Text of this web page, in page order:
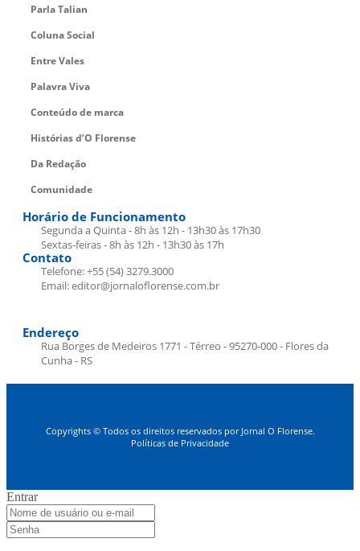
Parla Talian
Coluna Social
Entre Vales
Palavra Viva
Conteúdo de marca
Histórias d’O Florense
Da Redação
Comunidade
Horário de Funcionamento
Segunda a Quinta - 8h às 12h - 13h30 às 17h30
Sextas-feiras - 8h às 12h - 13h30 às 17h
Contato
Telefone: +55 (54) 3279.3000
Email: editor@jornaloflorense.com.br
Endereço
Rua Borges de Medeiros 1771 - Térreo - 95270-000 - Flores da
Cunha - RS
Copyrights © Todos os direitos reservados por Jornal O Florense.
Políticas de Privacidade
Entrar